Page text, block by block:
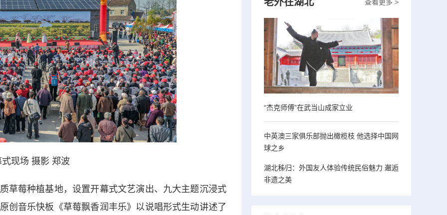
现场 摄影 郑波
莓种植基地，设置开幕式文艺演出、九大主题沉浸式
创音乐快板《草莓飘香润丰乐》以说唱形式生动讲述了
查看更多 >
“杰克师傅”在武当山成家立业
中英澳三家俱乐部抛出橄榄枝 他选择中国网
球之乡
湖北秭归：外国友人体验传统民俗魅力 邂逅
非遗之美